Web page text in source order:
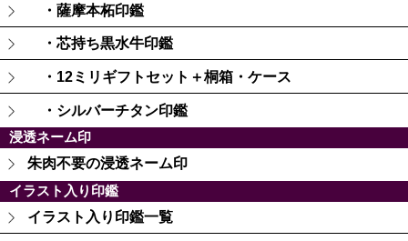
・薩摩本柘印鑑
・芯持ち黒水牛印鑑
・12ミリギフトセット＋桐箱・ケース
・シルバーチタン印鑑
浸透ネーム印
朱肉不要の浸透ネーム印
イラスト入り印鑑
イラスト入り印鑑一覧